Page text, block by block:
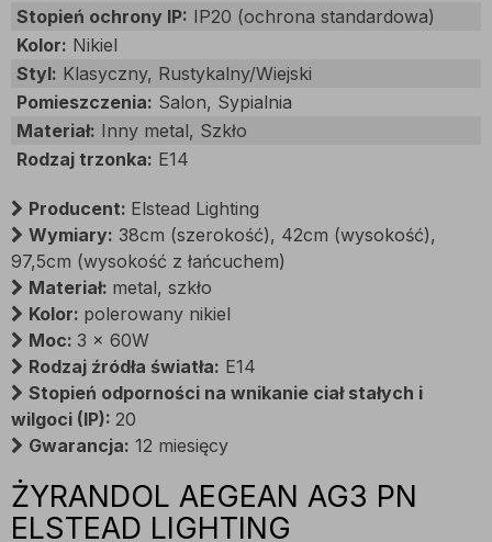
Stopień ochrony IP: IP20 (ochrona standardowa)
Kolor: Nikiel
Styl: Klasyczny, Rustykalny/Wiejski
Pomieszczenia: Salon, Sypialnia
Materiał: Inny metal, Szkło
Rodzaj trzonka: E14
Producent: Elstead Lighting
Wymiary: 38cm (szerokość), 42cm (wysokość),
97,5cm (wysokość z łańcuchem)
Materiał: metal, szkło
Kolor: polerowany nikiel
Moc: 3 x 60W
Rodzaj źródła światła: E14
Stopień odporności na wnikanie ciał stałych i
wilgoci (IP): 20
Gwarancja: 12 miesięcy
ŻYRANDOL AEGEAN AG3 PN
ELSTEAD LIGHTING